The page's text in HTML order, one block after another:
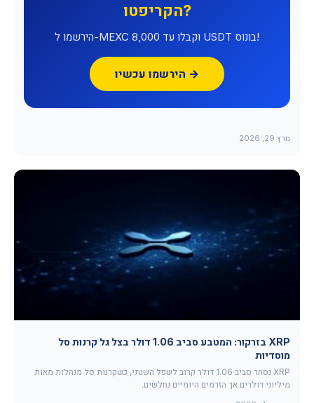
הקריפטו?
הירשמו ל-MEXC וקבלו עד 8,000 USDT בונוס!
הירשמו עכשיו →
מרץ 29, 2026
XRP בזרקור: המטבע סביב 1.06 דולר בצל גל קרנות סל
מוסדיות
XRP נסחר סביב 1.06 דולר קרוב לשפל השנתי, כשקרנות סל מנהלות מאות
מיליוני דולרים אך הזרמים היומיים נחלשים.